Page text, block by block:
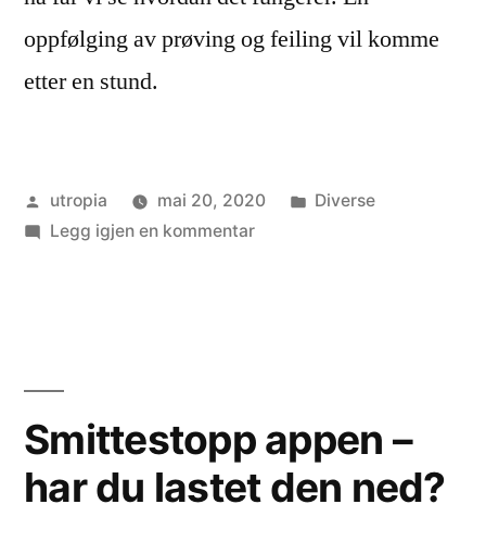
oppfølging av prøving og feiling vil komme
etter en stund.
Publisert
av
utropia mai 20, 2020
Publisert
Diverse
Legg igjen en kommentartil
Smittestopp appen –
har du lastet den ned?